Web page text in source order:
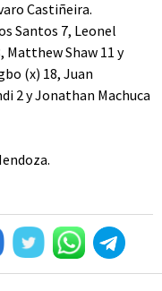
Castiñeira.
Santos 7, Leonel
Matthew Shaw 11 y
(x) 18, Juan
2 y Jonathan Machuca